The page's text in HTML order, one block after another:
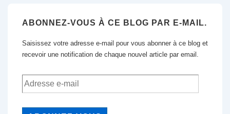
ABONNEZ-VOUS À CE BLOG PAR E-MAIL.
Saisissez votre adresse e-mail pour vous abonner à ce blog et
recevoir une notification de chaque nouvel article par email.
Adresse